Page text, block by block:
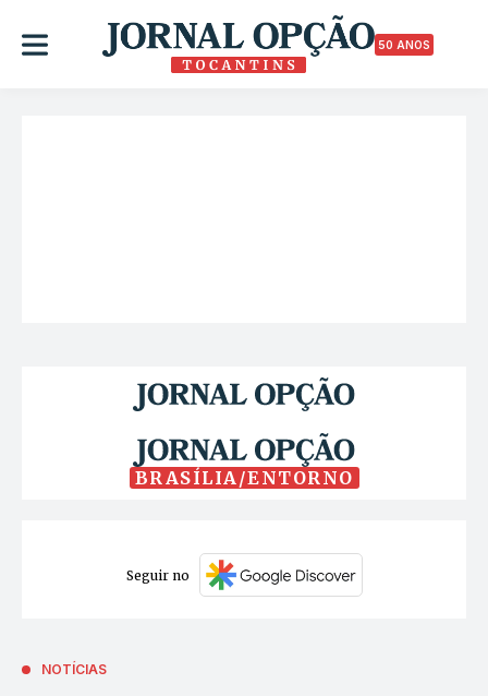
50 ANOS
BRASÍLIA/ENTORNO
Seguir no
NOTÍCIAS